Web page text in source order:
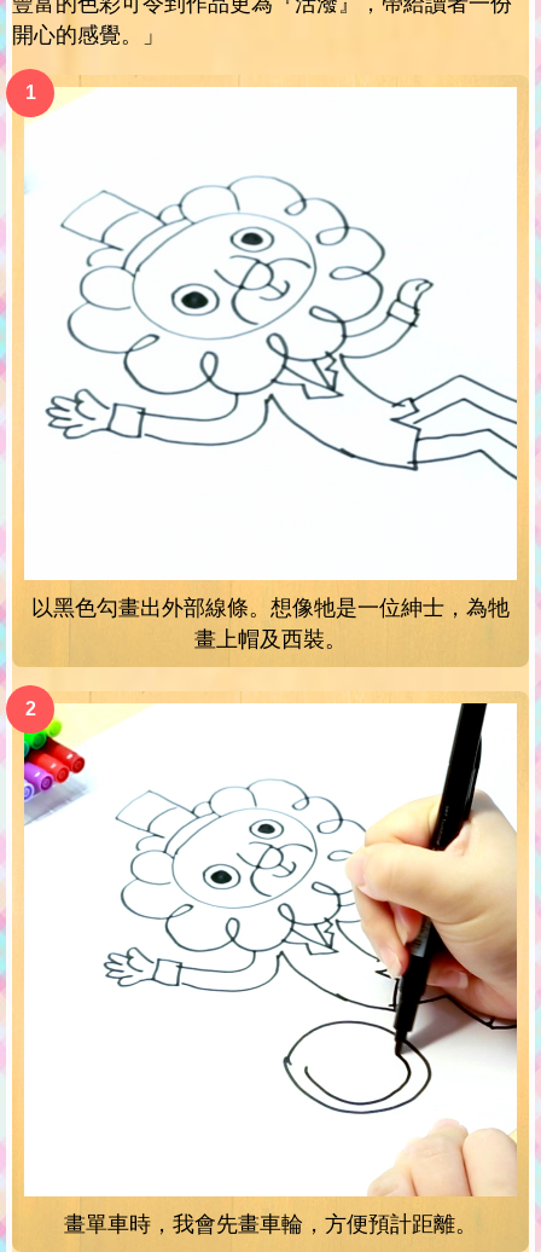
開心的感覺。」
以黑色勾畫出外部線條。想像牠是一位紳士，為牠
畫上帽及西裝。
1
畫單車時，我會先畫車輪，方便預計距離。
2